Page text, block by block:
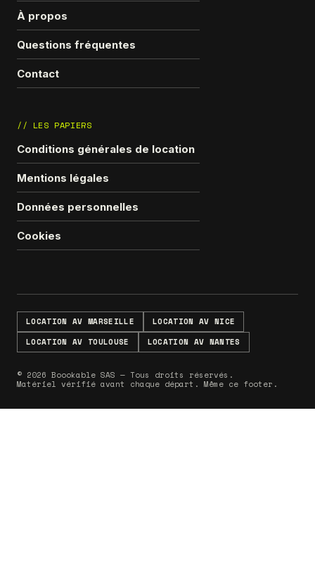
À propos
Questions fréquentes
Contact
// LES PAPIERS
Conditions générales de location
Mentions légales
Données personnelles
Cookies
LOCATION AV MARSEILLE
LOCATION AV NICE
LOCATION AV TOULOUSE
LOCATION AV NANTES
© 2026 Boookable SAS — Tous droits réservés.
Matériel vérifié avant chaque départ. Même ce footer.